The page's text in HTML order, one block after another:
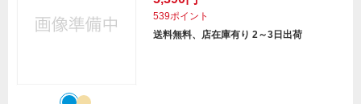
539ポイント
送料無料、店在庫有り 2～3日出荷